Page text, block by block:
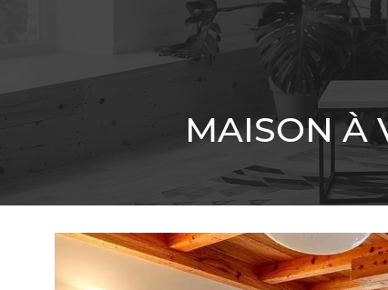
MAISON À